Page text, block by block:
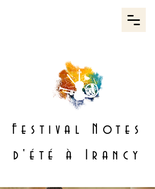
Festival Notes
d'été à Irancy